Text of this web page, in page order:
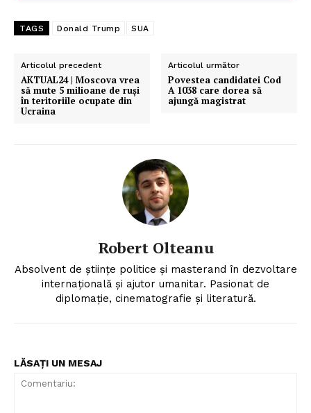
TAGS Donald Trump SUA
Articolul precedent
AKTUAL24 | Moscova vrea
să mute 5 milioane de ruși
în teritoriile ocupate din
Ucraina
Articolul următor
Povestea candidatei Cod
A 1038 care dorea să
ajungă magistrat
Robert Olteanu
Absolvent de științe politice și masterand în dezvoltare
internațională și ajutor umanitar. Pasionat de
diplomație, cinematografie și literatură.
LĂSAȚI UN MESAJ